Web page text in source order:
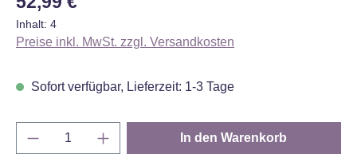
Inhalt: 4
Preise inkl. MwSt. zzgl. Versandkosten
Sofort verfügbar, Lieferzeit: 1-3 Tage
Produkt Anzahl: Gib den gewünschten
In den Warenkorb